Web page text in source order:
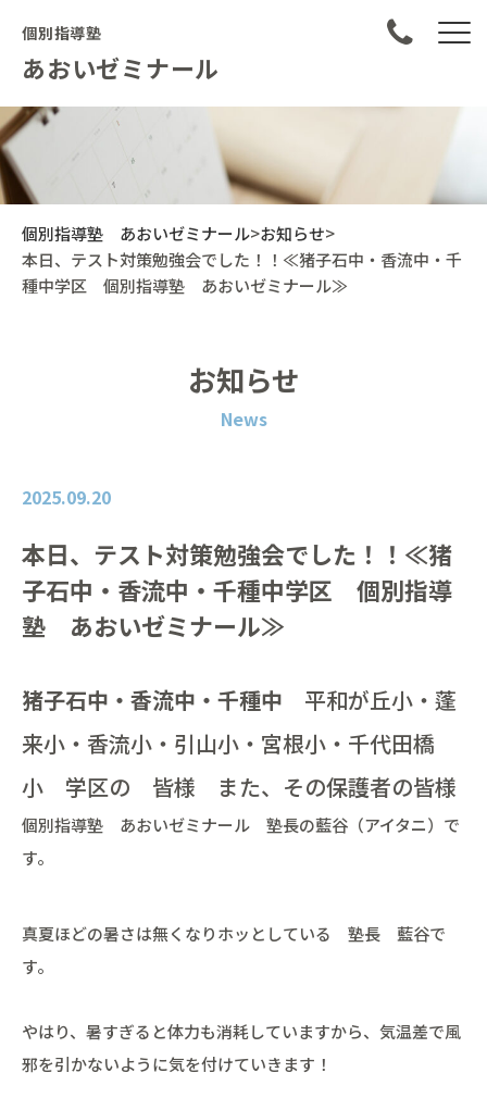
個別指導塾
あおいゼミナール
個別指導塾 あおいゼミナール>お知らせ>
本日、テスト対策勉強会でした！！≪猪子石中・香流中・千
種中学区 個別指導塾 あおいゼミナール≫
お知らせ
News
2025.09.20
本日、テスト対策勉強会でした！！≪猪
子石中・香流中・千種中学区 個別指導
塾 あおいゼミナール≫
猪子石中・香流中・千種中 平和が丘小・蓬
来小・香流小・引山小・宮根小・千代田橋
小 学区の 皆様 また、その保護者の皆様
個別指導塾 あおいゼミナール 塾長の藍谷（アイタニ）で
す。
真夏ほどの暑さは無くなりホッとしている 塾長 藍谷で
す。
やはり、暑すぎると体力も消耗していますから、気温差で風
邪を引かないように気を付けていきます！